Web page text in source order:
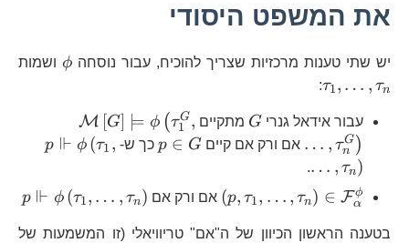
את המשפט היסודי
יש שתי טענות מרכזיות שצריך להוכיח, עבור נוסחה
\phi
ϕ ושמות
τ1, … , τn
:
עבור אידאל גנרי G G מתקיים M [G] ⊨ ϕ (τ1
G,
… , τn
G ) אם ורק אם קיים
p\in
p ∈ G כך ש- p ⊩ ϕ (τ1 ,
… , τn)
.
(p, τ1, … , τn) ∈ Fα
ϕ אם ורק אם p ⊩ ϕ (τ1, … , τn)
בטענה הראשון הכיוון של ה"אם" טריוויאלי (זו המשמעות של